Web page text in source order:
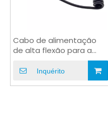
Cabo de alimentação
de alta flexão para a
indústria automotiva de
carregador de EV
Inquérito